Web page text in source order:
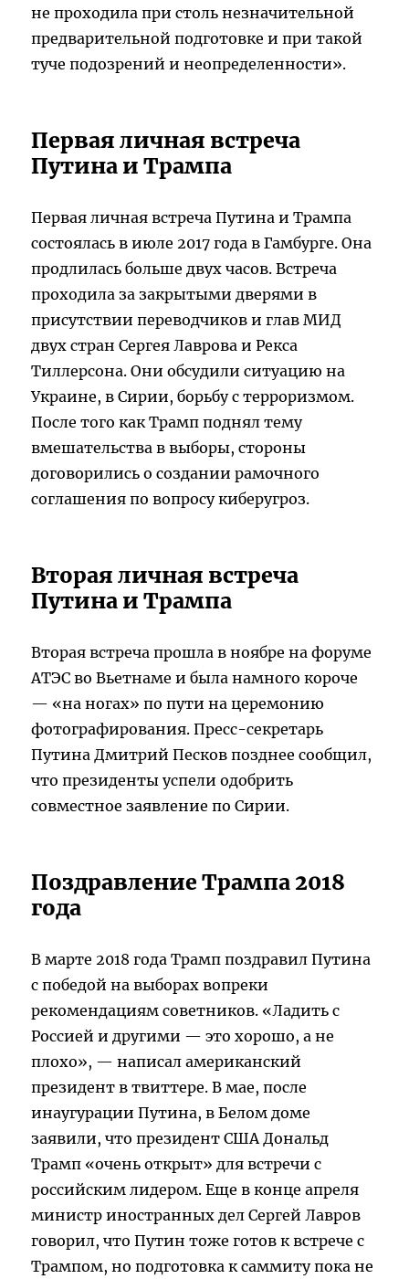
не проходила при столь незначительной
предварительной подготовке и при такой
туче подозрений и неопределенности».
Первая личная встреча
Путина и Трампа
Первая личная встреча Путина и Трампа
состоялась в июле 2017 года в Гамбурге. Она
продлилась больше двух часов. Встреча
проходила за закрытыми дверями в
присутствии переводчиков и глав МИД
двух стран Сергея Лаврова и Рекса
Тиллерсона. Они обсудили ситуацию на
Украине, в Сирии, борьбу с терроризмом.
После того как Трамп поднял тему
вмешательства в выборы, стороны
договорились о создании рамочного
соглашения по вопросу киберугроз.
Вторая личная встреча
Путина и Трампа
Вторая встреча прошла в ноябре на форуме
АТЭС во Вьетнаме и была намного короче
— «на ногах» по пути на церемонию
фотографирования. Пресс-секретарь
Путина Дмитрий Песков позднее сообщил,
что президенты успели одобрить
совместное заявление по Сирии.
Поздравление Трампа 2018
года
В марте 2018 года Трамп поздравил Путина
с победой на выборах вопреки
рекомендациям советников. «Ладить с
Россией и другими — это хорошо, а не
плохо», — написал американский
президент в твиттере. В мае, после
инаугурации Путина, в Белом доме
заявили, что президент США Дональд
Трамп «очень открыт» для встречи с
российским лидером. Еще в конце апреля
министр иностранных дел Сергей Лавров
говорил, что Путин тоже готов к встрече с
Трампом, но подготовка к саммиту пока не